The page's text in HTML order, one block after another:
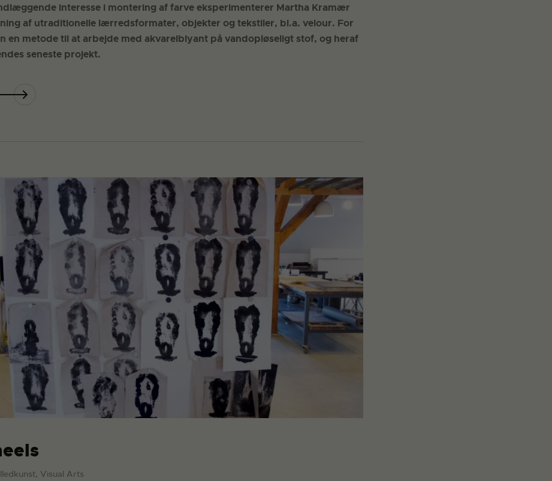
interesse i montering af farve eksperimenterer Martha Kramær
af utraditionelle lærredsformater, objekter og tekstiler, bl.a. velour. For
en metode til at arbejde med akvarelblyant på vandopløseligt stof, og heraf
seneste projekt.
Visual Arts